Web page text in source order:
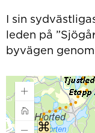
I sin
leden på
byvägen